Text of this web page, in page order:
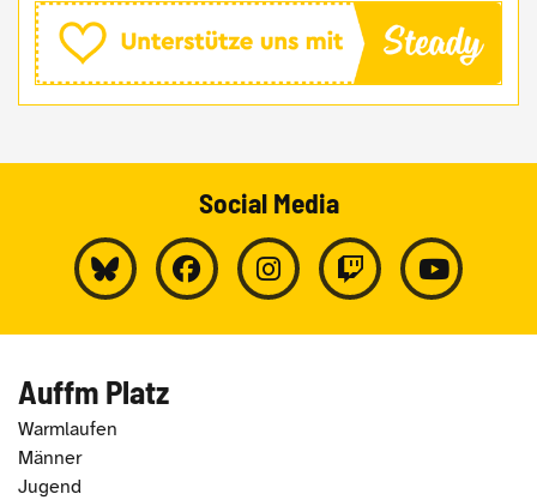
Social Media
Auffm Platz
Warmlaufen
Männer
Jugend